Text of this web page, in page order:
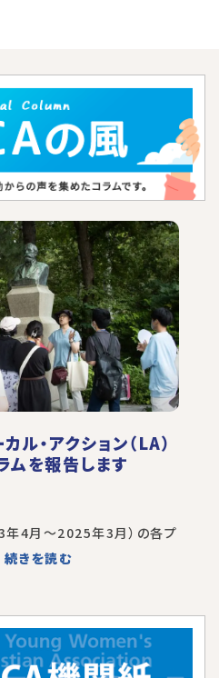
ル・アクション（LA）
ムを報告します
年4月～2025年3月）の各プ
きを読む